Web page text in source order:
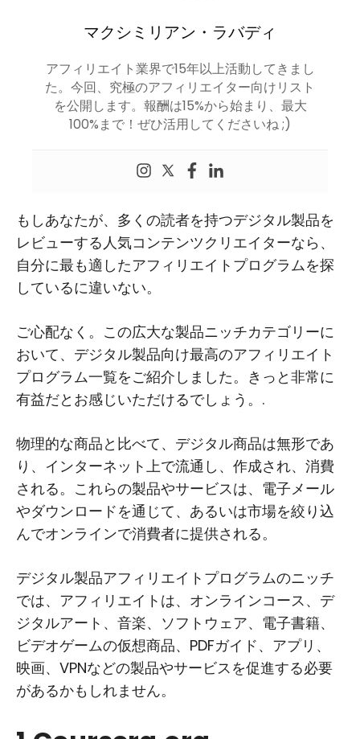
マクシミリアン・ラバディ
アフィリエイト業界で15年以上活動してきまし
た。今回、究極のアフィリエイター向けリスト
を公開します。報酬は15%から始まり、最大
100%まで！ぜひ活用してくださいね ;)
もしあなたが、多くの読者を持つデジタル製品を
レビューする人気コンテンツクリエイターなら、
自分に最も適したアフィリエイトプログラムを探
しているに違いない。
ご心配なく。この広大な製品ニッチカテゴリーに
おいて、デジタル製品向け最高のアフィリエイト
プログラム一覧をご紹介しました。きっと非常に
有益だとお感じいただけるでしょう。.
物理的な商品と比べて、デジタル商品は無形であ
り、インターネット上で流通し、作成され、消費
される。これらの製品やサービスは、電子メール
やダウンロードを通じて、あるいは市場を絞り込
んでオンラインで消費者に提供される。
デジタル製品アフィリエイトプログラムのニッチ
では、アフィリエイトは、オンラインコース、デ
ジタルアート、音楽、ソフトウェア、電子書籍、
ビデオゲームの仮想商品、PDFガイド、アプリ、
映画、VPNなどの製品やサービスを促進する必要
があるかもしれません。